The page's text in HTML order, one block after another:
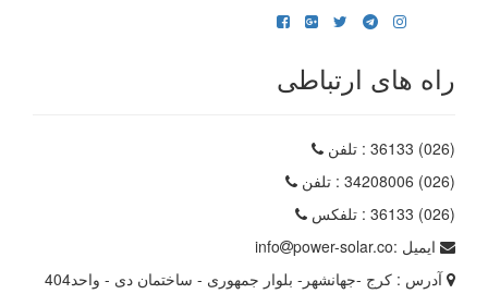
راه های ارتباطی
(026) 36133
: تلفن
(026) 34208006
: تلفن
(026) 36133
: تلفکس
ایمیل :
info
power-solar.co
آدرس : کرج -جهانشهر- بلوار جمهوری - ساختمان دی - واحد404